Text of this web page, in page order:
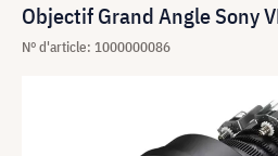
Objectif Grand Angle Sony
N° d'article: 1000000086